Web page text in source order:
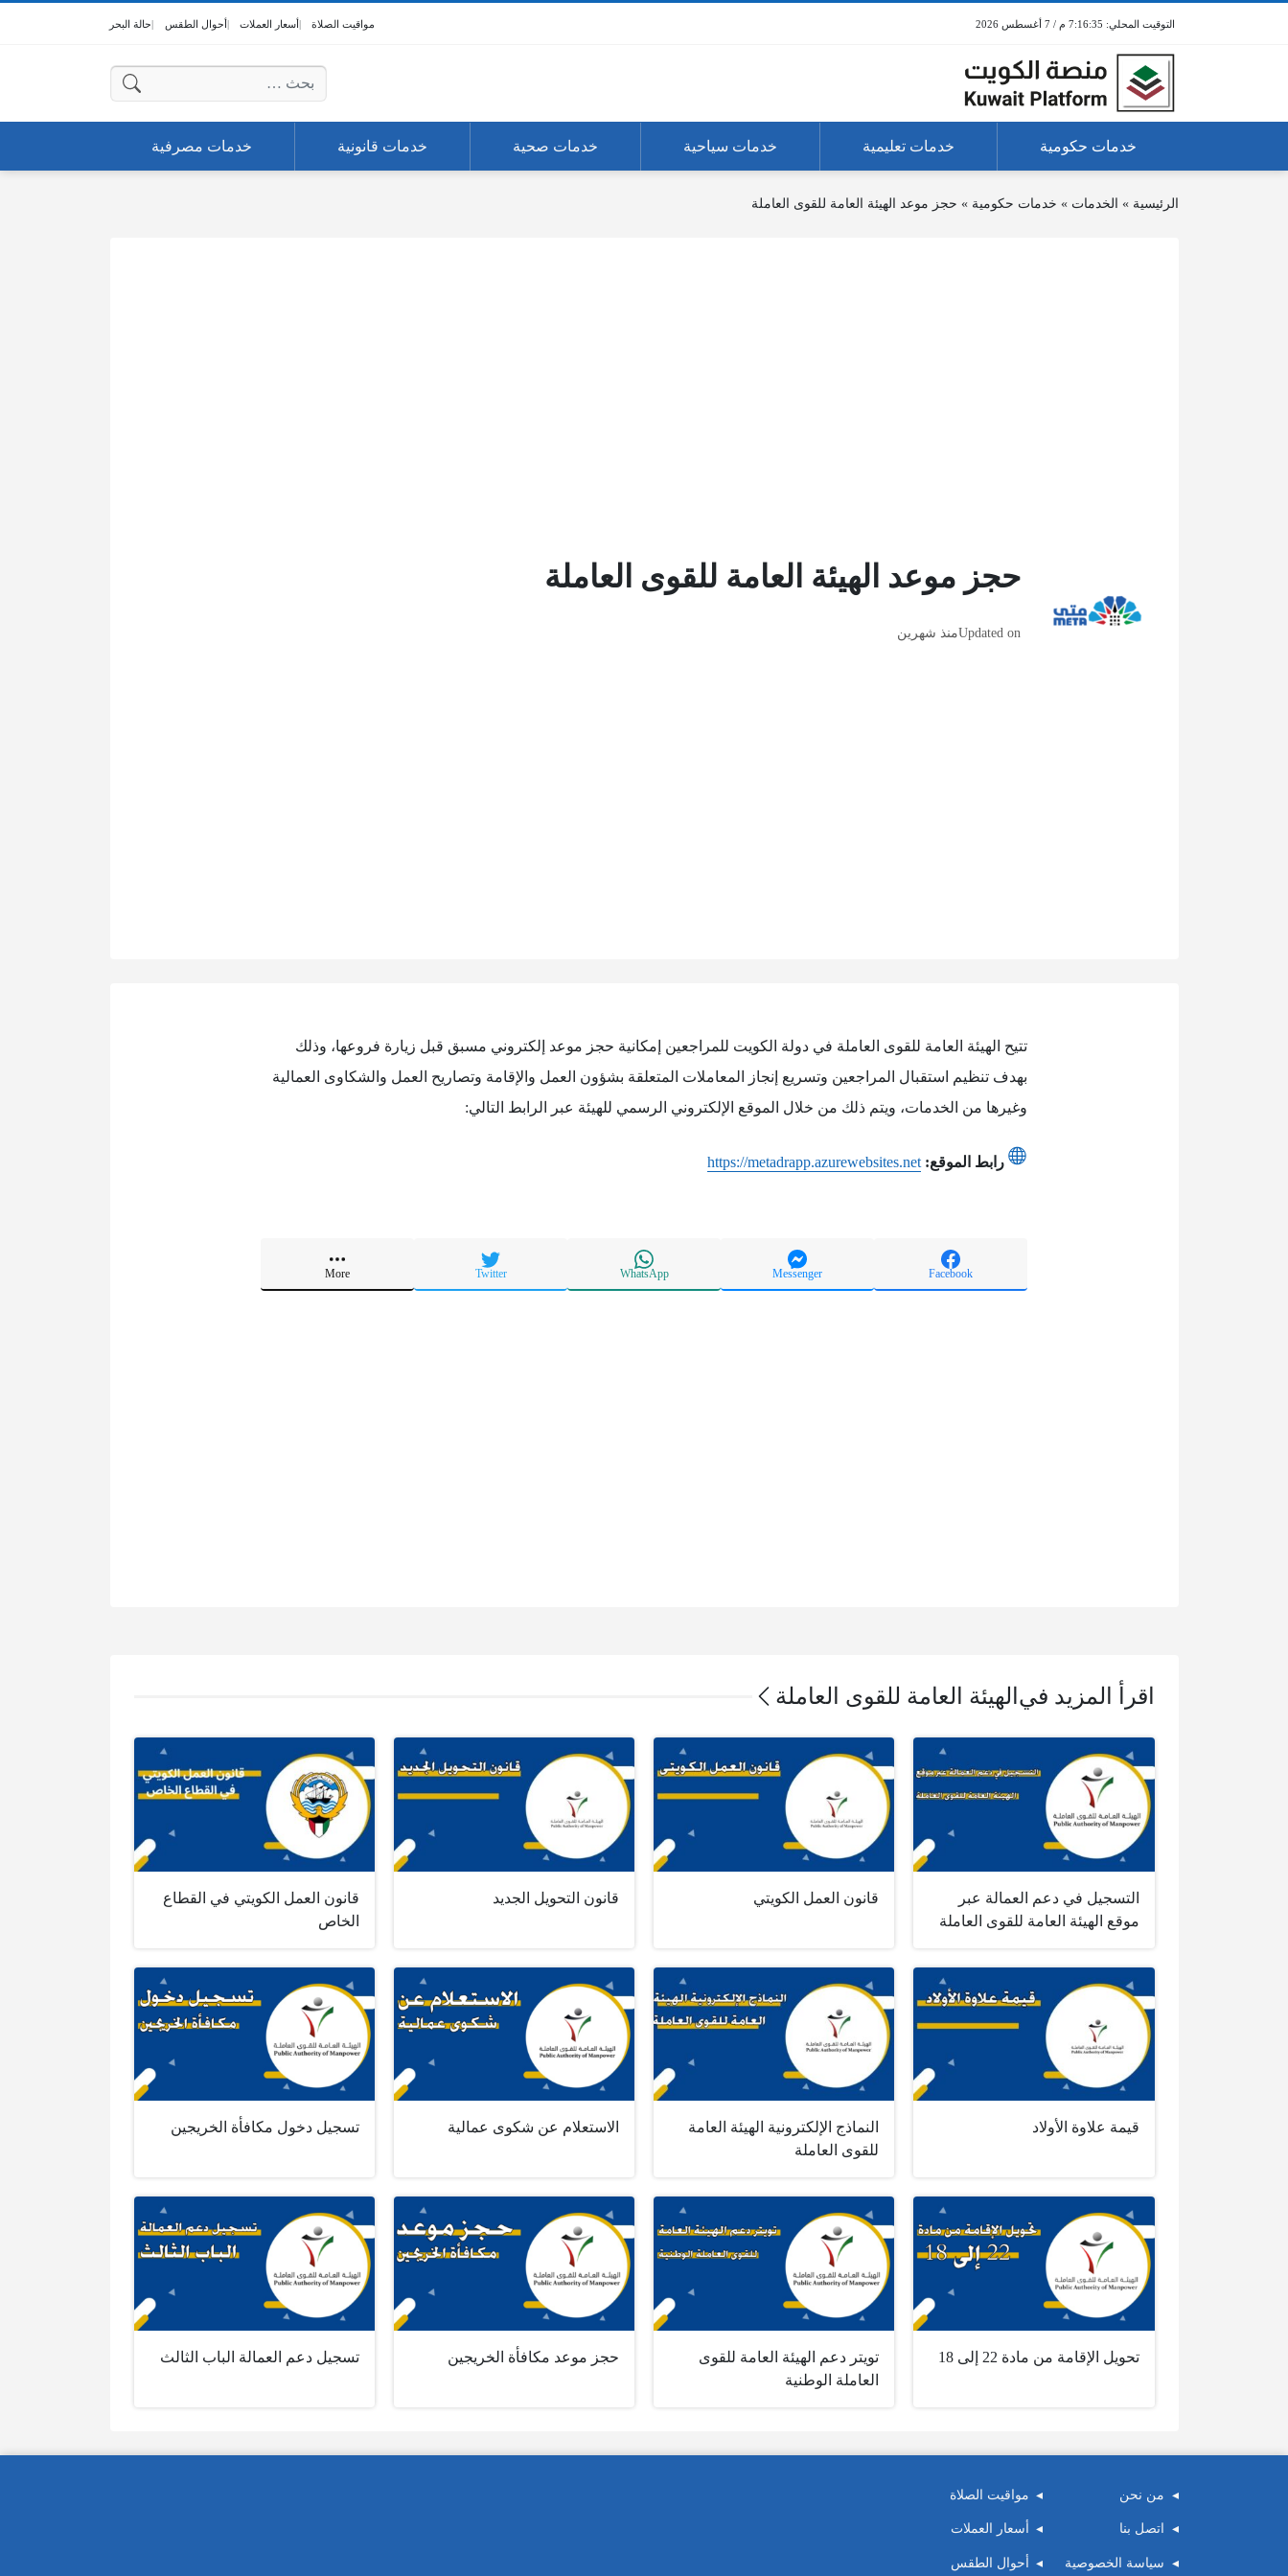
7:16:35 م / 7 أغسطس 2026 مواقيت الصلاة أسعار العملات أحوال الطقس حالة البحر
البحث عن:
خدمات حكومية خدمات تعليمية خدمات سياحية خدمات صحية خدمات قانونية خدمات مصرفية
الرئيسية » الخدمات » خدمات حكومية » حجز موعد الهيئة العامة للقوى العاملة
حجز موعد الهيئة العامة للقوى العاملة
Updated onمنذ شهرين
تتيح الهيئة العامة للقوى العاملة في دولة الكويت للمراجعين إمكانية حجز موعد إلكتروني مسبق قبل زيارة فروعها، وذلك
بهدف تنظيم استقبال المراجعين وتسريع إنجاز المعاملات المتعلقة بشؤون العمل والإقامة وتصاريح العمل والشكاوى العمالية
وغيرها من الخدمات، ويتم ذلك من خلال الموقع الإلكتروني الرسمي للهيئة عبر الرابط التالي:
رابط الموقع: https://metadrapp.azurewebsites.net
Facebook
Messenger
WhatsApp
Twitter
More
اقرأ المزيد في الهيئة العامة للقوى العاملة
التسجيل في دعم العمالة عبر
موقع الهيئة العامة للقوى العاملة
قانون العمل الكويتي قانون التحويل الجديد
قانون العمل الكويتي في القطاع
الخاص
قيمة علاوة الأولاد
النماذج الإلكترونية الهيئة العامة
للقوى العاملة
الاستعلام عن شكوى عمالية تسجيل دخول مكافأة الخريجين
تحويل الإقامة من مادة 22 إلى 18
تويتر دعم الهيئة العامة للقوى
العاملة الوطنية
حجز موعد مكافأة الخريجين تسجيل دعم العمالة الباب الثالث
من نحن
اتصل بنا
سياسة الخصوصية
مواقيت الصلاة
أسعار العملات
أحوال الطقس